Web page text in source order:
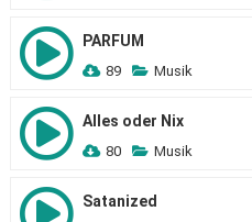
PARFUM
89 Musik
Alles oder Nix
80 Musik
Satanized